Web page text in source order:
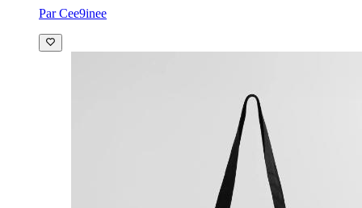
Par Cee9inee